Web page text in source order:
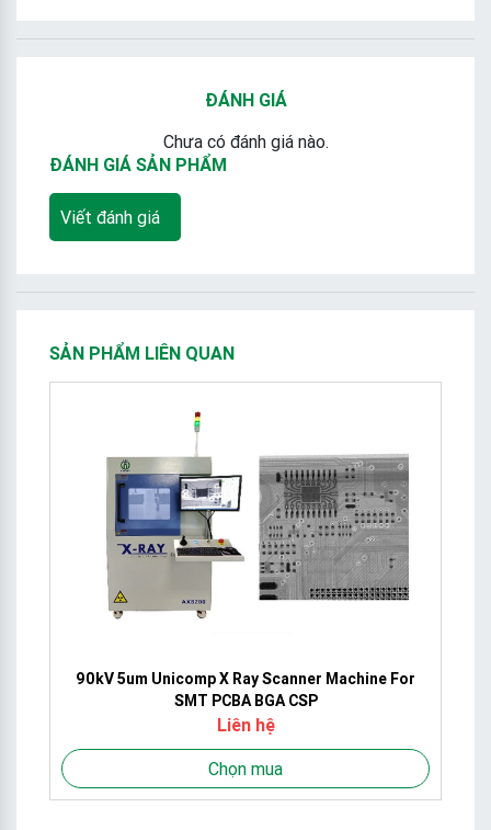
ĐÁNH GIÁ
Chưa có đánh giá nào.
ĐÁNH GIÁ SẢN PHẨM
Viết đánh giá
SẢN PHẨM LIÊN QUAN
90kV 5um Unicomp X Ray Scanner Machine For
SMT PCBA BGA CSP
Liên hệ
Chọn mua